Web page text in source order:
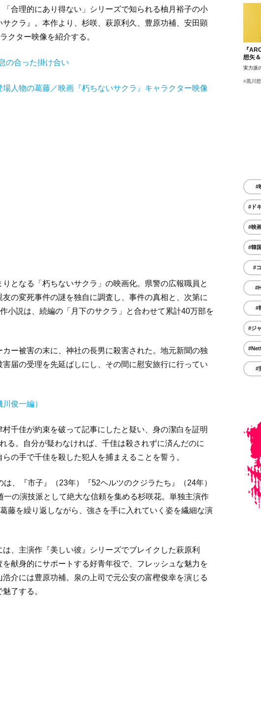
合理的にあり得ない」シリーズで知られる柚月裕子の小
クラ』。本作より、杉咲、萩原利久、豊原功補、安田顕
クター映像を紹介する。
の合った掛け合い
人物の葛藤／映画『朽ちないサクラ』キャラクター映像
となる「朽ちないサクラ」の映画化。県警の広報職員と
の変死事件の謎を独自に調査し、事件の真相と、次第に
小説は、続編の「月下のサクラ」と合わせて累計40万部を
ー被害の末に、神社の長男に殺害された。地元新聞の独
届の受理を先延ばしにし、その間に慰安旅行に行ってい
俊一編）
千佳が約束を破って記事にしたと疑い、身の潔白を証明
る。自分が疑わなければ、千佳は殺されずに済んだのに
手で千佳を殺した犯人を捕まえることを誓う。
、『市子』（23年）『52ヘルツのクジラたち』（24年）
の演技派として絶大な信頼を集める杉咲花。単独主演作
藤を繰り返しながら、強さを手に入れていく姿を繊細な演
、主演作『美しい彼』シリーズでブレイクした萩原利
献身的にサポートする好青年役で、フレッシュな魅力を
介には豊原功補。泉の上司で元公安の富樫俊幸を演じる
了する。
『
想矢
ュー
実力派
#黒川
#
#ド
#映
#韓
#
#
#ジ
#